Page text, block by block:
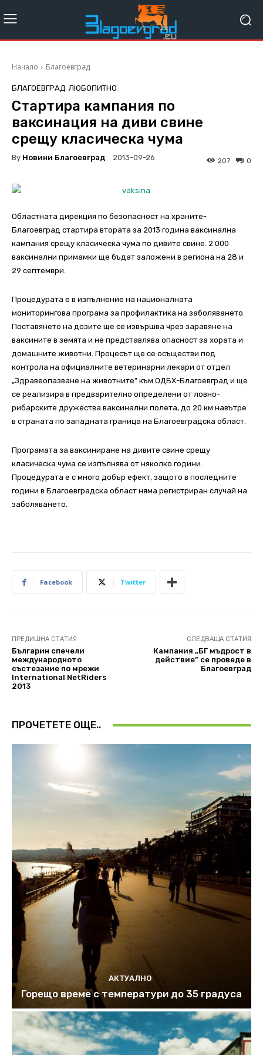
Начало Благоевград
БЛАГОЕВГРАД ЛЮБОПИТНО
Стартира кампания по
ваксинация на диви свине
срещу класическа чума
By Новини Благоевград 2013-09-26 0
207
Областната дирекция по безопасност на храните-
Благоевград стартира втората за 2013 година ваксинална
кампания срещу класическа чума по дивите свине. 2 000
ваксинални примамки ще бъдат заложени в региона на 28 и
29 септември.
Процедурата е в изпълнение на националната
мониторингова програма за профилактика на заболяването.
Поставянето на дозите ще се извършва чрез заравяне на
ваксините в земята и не представлява опасност за хората и
домашните животни. Процесът ще се осъществи под
контрола на официалните ветеринарни лекари от отдел
„Здравеопазване на животните” към ОДБХ-Благоевград и ще
се реализира в предварително определени от ловно-
рибарските дружества ваксинални полета, до 20 км навътре
в страната по западната граница на Благоевградска област.
Програмата за ваксиниране на дивите свине срещу
класическа чума се изпълнява от няколко години.
Процедурата е с много добър ефект, защото в последните
години в Благоевградска област няма регистриран случай на
заболяването.
Facebook Twitter
ПРЕДИШНА СТАТИЯ
Българин спечели
международното
състезание по мрежи
International NetRiders
2013
СЛЕДВАЩА СТАТИЯ
Кампания „БГ мъдрост в
действие” се проведе в
Благоевград
ПРОЧЕТЕТЕ ОЩЕ..
АКТУАЛНО
Горещо време с температури до 35 градуса